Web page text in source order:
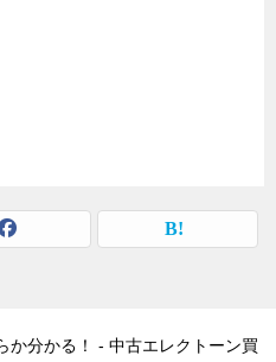
か分かる！ - 中古エレクトーン買